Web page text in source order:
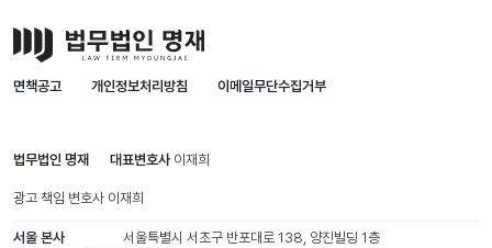
면책공고 개인정보처리방침 이메일무단수집거부
법무법인 명재 대표변호사 이재희
광고 책임 변호사 이재희
서울 본사
서울특별시 서초구 반포대로 138, 양진빌딩 1층